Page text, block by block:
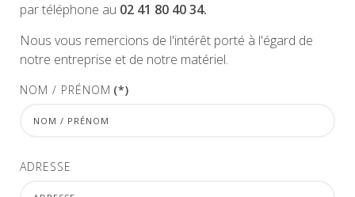
par téléphone au 02 41 80 40 34.
Nous vous remercions de l'intérêt porté à l'égard de
notre entreprise et de notre matériel.
NOM / PRÉNOM (*)
ADRESSE